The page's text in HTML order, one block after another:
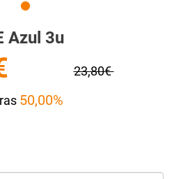
Azul 3u
23,80€
50,00%